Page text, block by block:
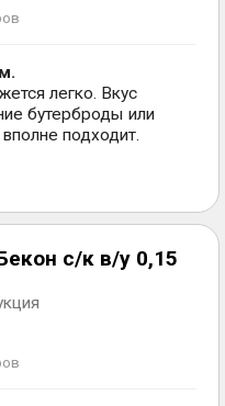
легко. Вкус
бутерброды или
подходит.
с/к в/у 0,15